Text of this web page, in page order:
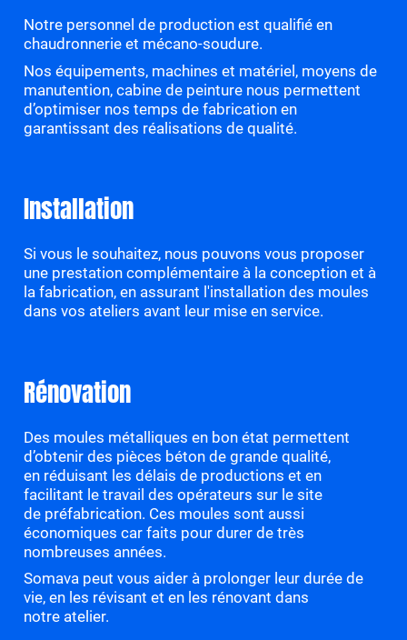
Notre personnel de production est qualifié en
chaudronnerie et mécano-soudure.
Nos équipements, machines et matériel, moyens de
manutention, cabine de peinture nous permettent
d’optimiser nos temps de fabrication en
garantissant des réalisations de qualité.
Installation
Si vous le souhaitez, nous pouvons vous proposer
une prestation complémentaire à la conception et à
la fabrication, en assurant l'installation des moules
dans vos ateliers avant leur mise en service.
Rénovation
Des moules métalliques en bon état permettent
d’obtenir des pièces béton de grande qualité,
en réduisant les délais de productions et en
facilitant le travail des opérateurs sur le site
de préfabrication. Ces moules sont aussi
économiques car faits pour durer de très
nombreuses années.
Somava peut vous aider à prolonger leur durée de
vie, en les révisant et en les rénovant dans
notre atelier.